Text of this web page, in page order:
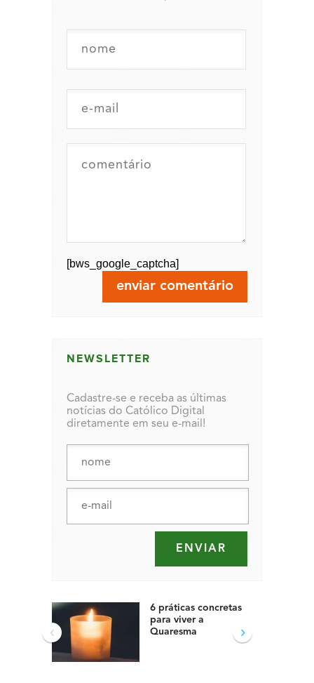
[bws_google_captcha]
NEWSLETTER
Cadastre-se e receba as últimas
notícias do Católico Digital
diretamente em seu e-mail!
6 práticas concretas
para viver a
Quaresma
‹ ›